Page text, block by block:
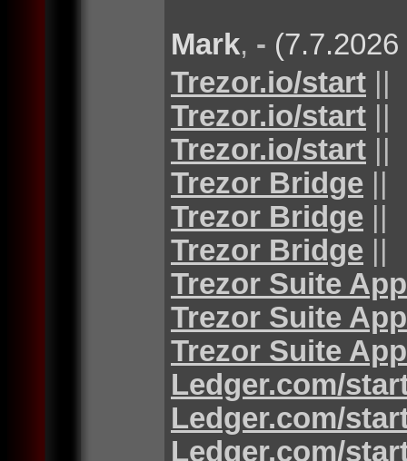
Mark, -
Trezor.io/start ||
Trezor.io/start ||
Trezor.io/start ||
Trezor Bridge ||
Trezor Bridge ||
Trezor Bridge ||
Trezor Suite App
Trezor Suite App
Trezor Suite App
Ledger.com/
Ledger.com/
Ledger.com/